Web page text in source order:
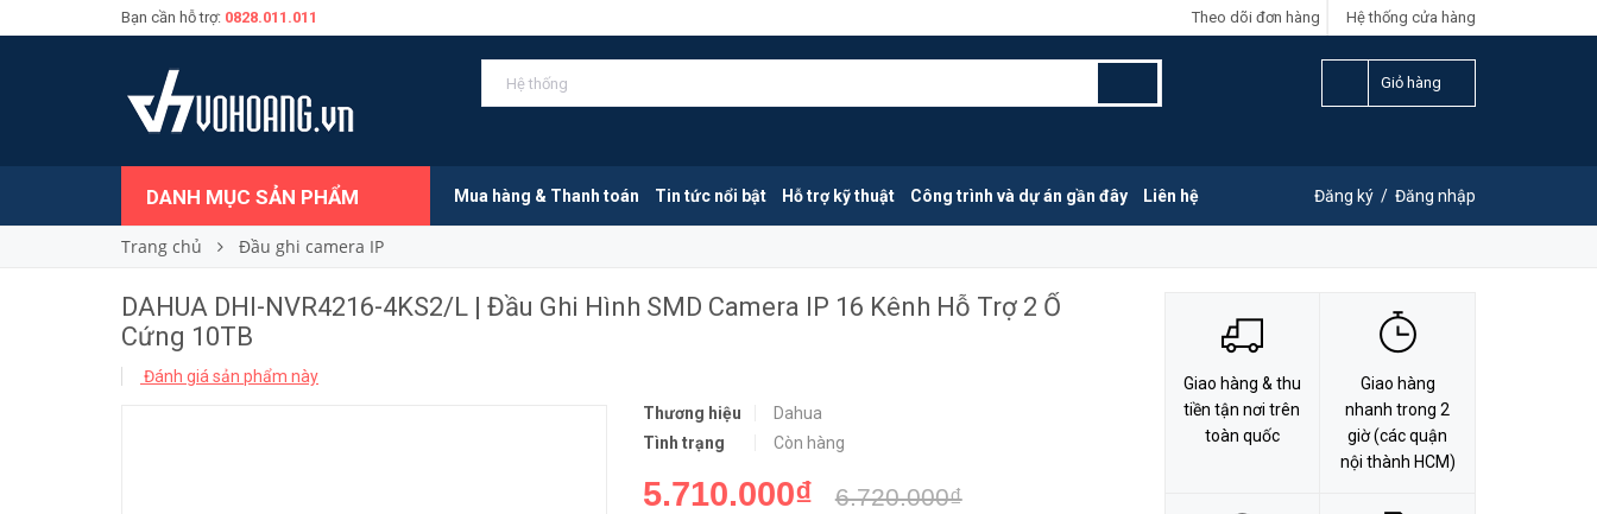
Bạn cần hỗ trợ: 0828.011.011 Hệ thống cửa hàng
Theo dõi đơn hàng
Giỏ hàng
DANH MỤC SẢN PHẨM Mua hàng & Thanh toán Tin tức nổi bật Hỗ trợ kỹ thuật Công trình và dự án gần đây Liên hệ Đăng ký / Đăng nhập
Trang chủ Đầu ghi camera IP
DAHUA DHI-NVR4216-4KS2/L | Đầu Ghi Hình SMD Camera IP 16 Kênh Hỗ Trợ 2 Ổ
Cứng 10TB
Đánh giá sản phẩm này
Thương hiệu
Dahua
Tình trạng
Còn hàng
5.710.000₫ 6.720.000₫
MUA NGAY LIÊN HỆ ĐẶT HÀNG
Giao hàng & thu
tiền tận nơi trên
toàn quốc
Giao hàng
nhanh trong 2
giờ (các quận
nội thành HCM)